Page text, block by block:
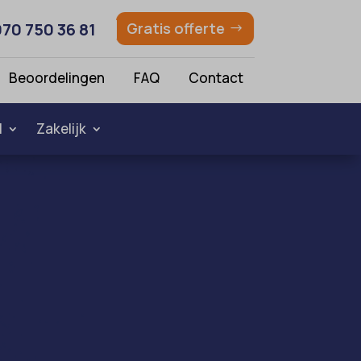
Gratis offerte
750 36 81
Beoordelingen FAQ Contact
Zakelijk